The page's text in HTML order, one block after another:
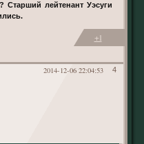
+1
4
2014-12-06 22:04:53